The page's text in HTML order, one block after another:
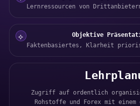
Lernressourcen von
⟡
Objektive
Faktenbasiertes, Klarheit
Zugriff auf ordentlich
Rohstoffe und Forex mit